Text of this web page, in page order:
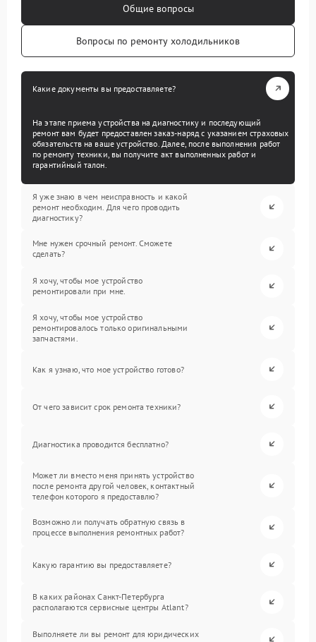
Общие вопросы
Вопросы по ремонту холодильников
Какие документы вы предоставляете?
На этапе приема устройства на диагностику и последующий
ремонт вам будет предоставлен заказ-наряд с указанием страховых
обязательств на ваше устройство. Далее, после выполнения работ
по ремонту техники, вы получите акт выполненных работ и
гарантийный талон.
Я уже знаю в чем неисправность и какой
ремонт необходим. Для чего проводить
диагностику?
Мне нужен срочный ремонт. Сможете
сделать?
Я хочу, чтобы мое устройство
ремонтировали при мне.
Я хочу, чтобы мое устройство
ремонтировалось только оригинальными
запчастями.
Как я узнаю, что мое устройство готово?
От чего зависит срок ремонта техники?
Диагностика проводится бесплатно?
Может ли вместо меня принять устройство
после ремонта другой человек, контактный
телефон которого я предоставлю?
Возможно ли получать обратную связь в
процессе выполнения ремонтных работ?
Какую гарантию вы предоставляете?
В каких районах Санкт-Петербурга
располагаются сервисные центры Atlant?
Выполняете ли вы ремонт для юридических